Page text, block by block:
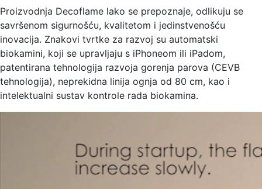
Proizvodnja Decoflame lako se prepoznaje, odlikuju se
savršenom sigurnošću, kvalitetom i jedinstvenošću
inovacija. Znakovi tvrtke za razvoj su automatski
biokamini, koji se upravljaju s iPhoneom ili iPadom,
patentirana tehnologija razvoja gorenja parova (CEVB
tehnologija), neprekidna linija ognja od 80 cm, kao i
intelektualni sustav kontrole rada biokamina.